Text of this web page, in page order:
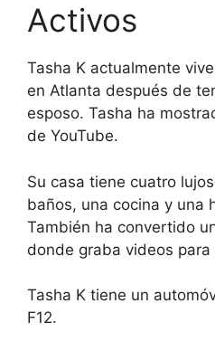
Activos
Tasha K actualmente
en Atlanta después de
esposo. Tasha ha
de YouTube.
Su casa tiene cuatro
baños, una cocina y una
También ha convertido
donde graba videos para
Tasha K tiene un
F12.